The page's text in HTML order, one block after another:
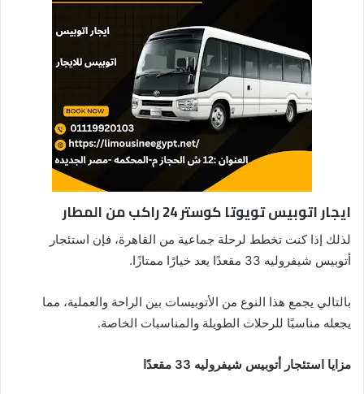
ايجار اتوبيس تويوتا كوستر 24 راكب من المطار
لذلك إذا كنت تخطط لرحلة جماعية من القاهرة، فإن استئجار
أتوبيس شيفروليه 33 مقعدًا يعد خيارًا ممتازًا.
بالتالي يجمع هذا النوع من الأتوبيسات بين الراحة والعملية، مما
يجعله مناسبًا للرحلات الطويلة والمناسبات الخاصة.
مزايا استئجار أتوبيس شيفروليه 33 مقعدًا